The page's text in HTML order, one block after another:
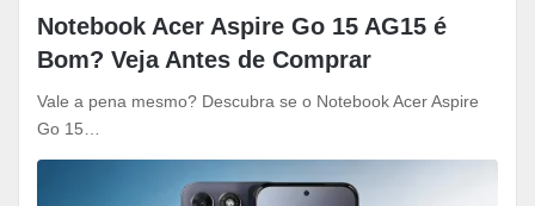
Notebook Acer Aspire Go 15 AG15 é
Bom? Veja Antes de Comprar
Vale a pena mesmo? Descubra se o Notebook Acer Aspire
Go 15…